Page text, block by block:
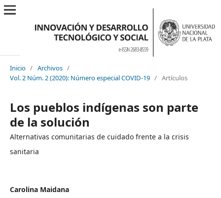
Inicio / Archivos /
Vol. 2 Núm. 2 (2020): Número especial COVID-19 / Artículos
Los pueblos indígenas son parte
de la solución
Alternativas comunitarias de cuidado frente a la crisis
sanitaria
Carolina Maidana